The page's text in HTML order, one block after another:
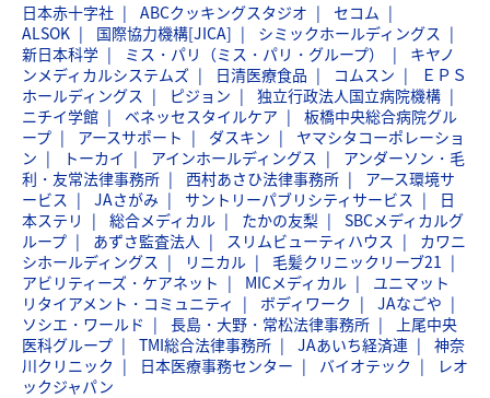
日本赤十字社 ABCクッキングスタジオ
セコム
ALSOK
国際協力機構[JICA]
シミックホールディングス
新日本科学
ミス・パリ（ミス・パリ・グループ）
キヤノ
ンメディカルシステムズ
日清医療食品 コムスン
ＥＰＳ
ホールディングス
ピジョン
独立行政法人国立病院機構
ニチイ学館
ベネッセスタイルケア
板橋中央総合病院グル
ープ
アースサポート ダスキン
ヤマシタコーポレーショ
ン
トーカイ アインホールディングス
アンダーソン・毛
利・友常法律事務所
西村あさひ法律事務所
アース環境サ
ービス
JAさがみ サントリーパブリシティサービス
日
本ステリ
総合メディカル たかの友梨
SBCメディカルグ
ループ
あずさ監査法人 スリムビューティハウス
カワニ
シホールディングス
リニカル
毛髪クリニックリーブ21
アビリティーズ・ケアネット
MICメディカル
ユニマット
リタイアメント・コミュニティ
ボディワーク
JAなごや
ソシエ・ワールド
長島・大野・常松法律事務所
上尾中央
医科グループ
TMI総合法律事務所 JAあいち経済連
神奈
川クリニック
日本医療事務センター バイオテック
レオ
ックジャパン